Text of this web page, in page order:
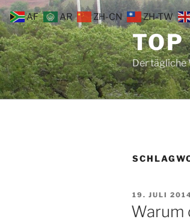
Zum
Inhalt
springen
Der tägliche
AM
19. JULI
Warum
AF AR ZH-CN ZH-TW